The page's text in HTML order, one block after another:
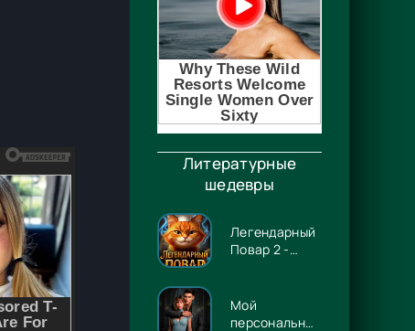
Литературные
шедевры
Легендарный
Повар 2 -
Мой
персональный